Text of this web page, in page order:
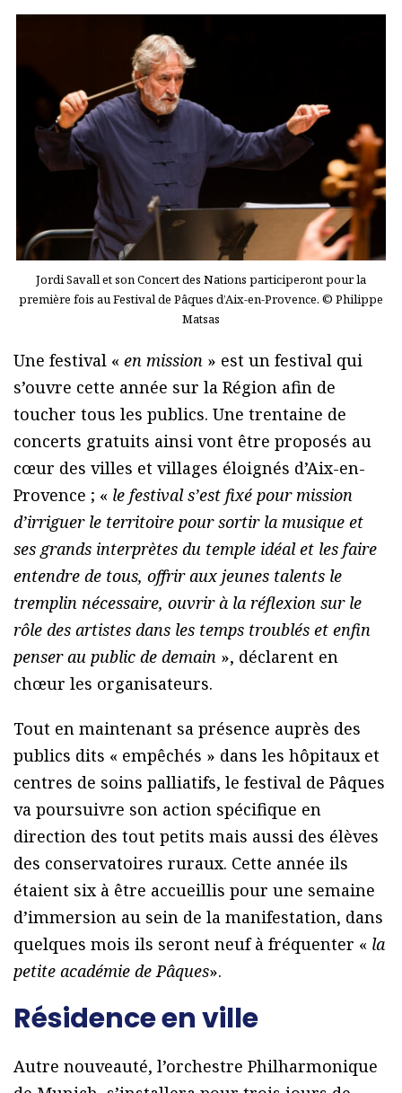
Jordi Savall et son Concert des Nations participeront pour la
première fois au Festival de Pâques d’Aix-en-Provence. © Philippe
Matsas
Une festival « en mission » est un festival qui
s’ouvre cette année sur la Région afin de
toucher tous les publics. Une trentaine de
concerts gratuits ainsi vont être proposés au
cœur des villes et villages éloignés d’Aix-en-
Provence ; « le festival s’est fixé pour mission
d’irriguer le territoire pour sortir la musique et
ses grands interprètes du temple idéal et les faire
entendre de tous, offrir aux jeunes talents le
tremplin nécessaire, ouvrir à la réflexion sur le
rôle des artistes dans les temps troublés et enfin
penser au public de demain », déclarent en
chœur les organisateurs.
Tout en maintenant sa présence auprès des
publics dits « empêchés » dans les hôpitaux et
centres de soins palliatifs, le festival de Pâques
va poursuivre son action spécifique en
direction des tout petits mais aussi des élèves
des conservatoires ruraux. Cette année ils
étaient six à être accueillis pour une semaine
d’immersion au sein de la manifestation, dans
quelques mois ils seront neuf à fréquenter « la
petite académie de Pâques».
Résidence en ville
Autre nouveauté, l’orchestre Philharmonique